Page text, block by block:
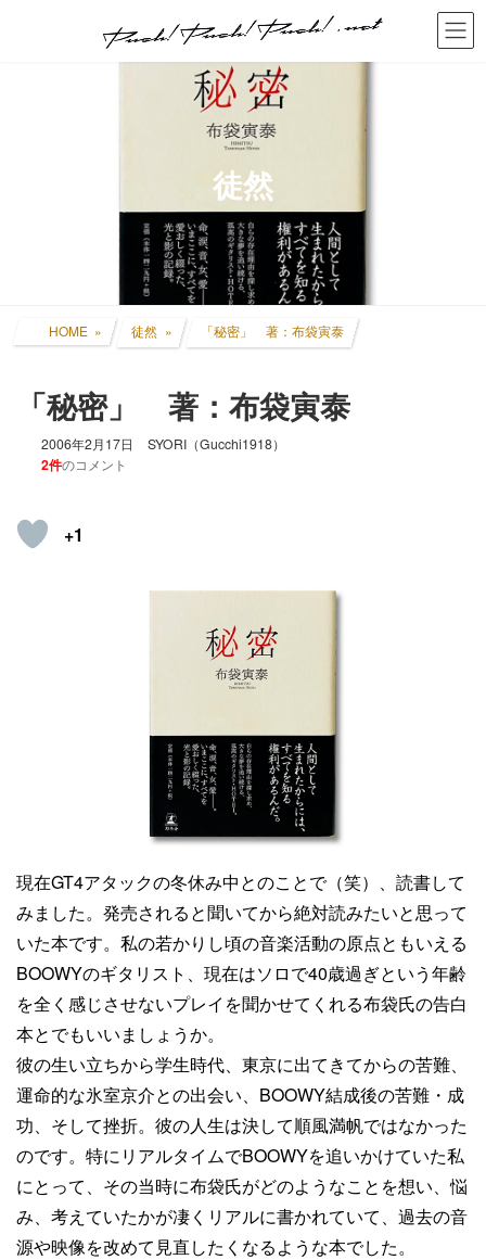
徒然
HOME 徒然 「秘密」 著：布袋寅泰
「秘密」 著：布袋寅泰
2006年2月17日 SYORI（Gucchi1918）
2件のコメント
+1
現在GT4アタックの冬休み中とのことで（笑）、読書して
みました。発売されると聞いてから絶対読みたいと思って
いた本です。私の若かりし頃の音楽活動の原点ともいえる
BOOWYのギタリスト、現在はソロで40歳過ぎという年齢
を全く感じさせないプレイを聞かせてくれる布袋氏の告白
本とでもいいましょうか。
彼の生い立ちから学生時代、東京に出てきてからの苦難、
運命的な氷室京介との出会い、BOOWY結成後の苦難・成
功、そして挫折。彼の人生は決して順風満帆ではなかった
のです。特にリアルタイムでBOOWYを追いかけていた私
にとって、その当時に布袋氏がどのようなことを想い、悩
み、考えていたかが凄くリアルに書かれていて、過去の音
源や映像を改めて見直したくなるような本でした。